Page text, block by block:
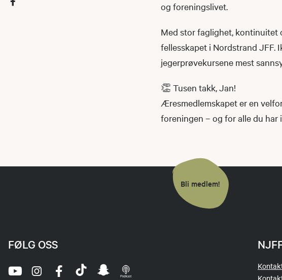
og foreningslivet.
Med stor faglighet, kontinuitet
fellesskapet i Nordstrand
jegerprøvekursene mest
👏 Tusen takk, Jan!
Æresmedlemskapet er en
foreningen – og for alle du har
Bli medlem!
FØLG OSS